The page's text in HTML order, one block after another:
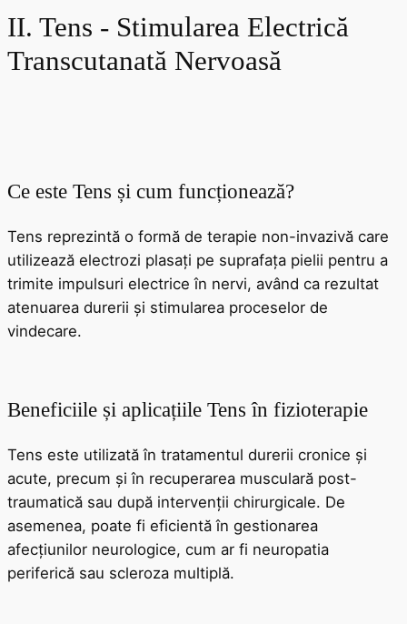
II. Tens - Stimularea Electrică
Transcutanată Nervoasă
Ce este Tens și cum funcționează?
Tens reprezintă o formă de terapie non-invazivă care
utilizează electrozi plasați pe suprafața pielii pentru a
trimite impulsuri electrice în nervi, având ca rezultat
atenuarea durerii și stimularea proceselor de
vindecare.
Beneficiile și aplicațiile Tens în fizioterapie
Tens este utilizată în tratamentul durerii cronice și
acute, precum și în recuperarea musculară post-
traumatică sau după intervenții chirurgicale. De
asemenea, poate fi eficientă în gestionarea
afecțiunilor neurologice, cum ar fi neuropatia
periferică sau scleroza multiplă.